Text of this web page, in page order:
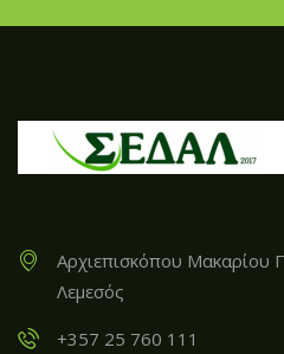
Αρχιεπισκόπου Μακαρίου
Λεμεσός
+357 25 760 111